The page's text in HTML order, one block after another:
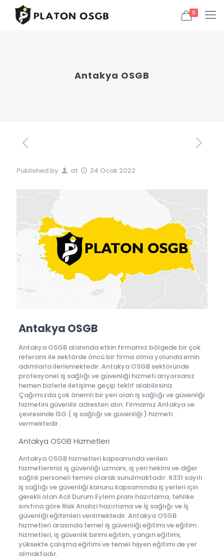
0
Antakya OSGB
Published by at 24 Ocak 2022
Antakya OSGB
Antakya OSGB alanında etkin firmamız bölgede bir çok
referans ile sektörde öncü bir firma olma yolunda emin
adımlarla ilerlemektedir. Antakya OSGB sektöründe
profesyonel iş sağlığı ve güvenliği hizmeti arıyorsanız
hemen bizlerle iletişime geçip teklif alabilirsiniz.
Çağımızda çok önemli bir yeri olan iş sağlığı ve güvenliği
hizmetini güvenilir adresten alın. Firmamız Antakya ve
çevresinde İSG ( iş sağlığı ve güvenliği ) hizmeti
vermektedir.
Antakya OSGB Hizmetleri
Antakya OSGB hizmetleri kapsamında verilen
hizmetlerimiz iş güvenliği uzmanı, iş yeri hekimi ve diğer
sağlık personeli temini olarak sunulmaktadır. 6331 sayılı
iş sağlığı ve güvenliği kanunu kapsamında iş yerleri için
gerekli olan Acil Durum Eylem planı hazırlama, tehlike
sınıfına göre Risk Analizi hazırlama ve İş sağlığı ve İş
güvenliği eğitimleri verilmektedir. Antakya OSGB
hizmetleri arasında temel iş güvenliği eğitimi ve eğitim
hizmetleri, iş güvenlik birimi eğitim, yangın eğitimi,
yüksekte çalışma eğitimi ve temel hijyen eğitimi de yer
almaktadır.